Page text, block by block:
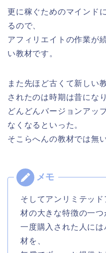
更に稼ぐためのマインド
るので、
アフィリエイトの作業が
い教材です。
また先ほど古くて新しい
されたのは時期は昔にな
どんどんバージョンアッ
なくなるといった。
そこらへんの教材では無
そしてアンリミテッ
材の大きな特徴の一つ
一度購入された人に
材を、